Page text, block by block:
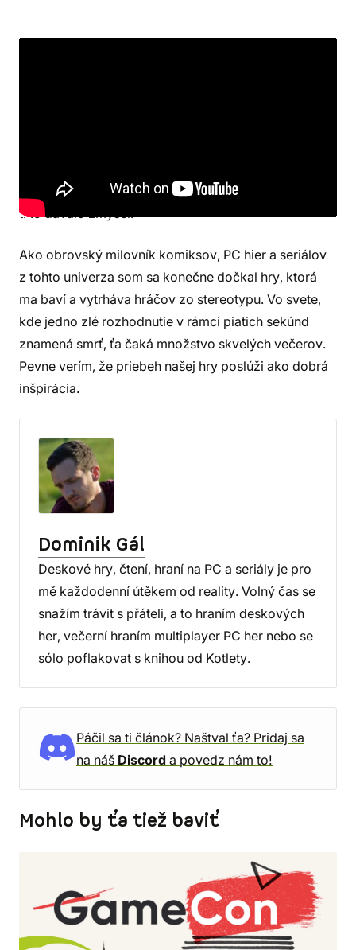
potrebné prečítať si stranu znova a dôkladnejšie, aby
ti to dávalo zmysel.
Ako obrovský milovník komiksov, PC hier a seriálov
z tohto univerza som sa konečne dočkal hry, ktorá
ma baví a vytrháva hráčov zo stereotypu. Vo svete,
kde jedno zlé rozhodnutie v rámci piatich sekúnd
znamená smrť, ťa čaká množstvo skvelých večerov.
Pevne verím, že priebeh našej hry poslúži ako dobrá
inšpirácia.
Dominik Gál
Deskové hry, čtení, hraní na PC a seriály je pro
mě každodenní útěkem od reality. Volný čas se
snažím trávit s přáteli, a to hraním deskových
her, večerní hraním multiplayer PC her nebo se
sólo poflakovat s knihou od Kotlety.
Páčil sa ti článok? Naštval ťa? Pridaj sa
na náš Discord a povedz nám to!
Mohlo by ťa tiež baviť